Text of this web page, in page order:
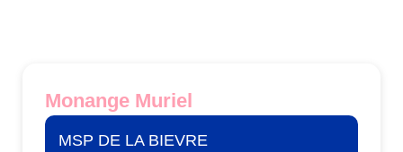
Monange Muriel
MSP DE LA BIEVRE